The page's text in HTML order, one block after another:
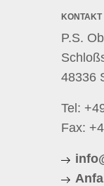
KONTAKT
P.S.
48336
Tel:
Fax: